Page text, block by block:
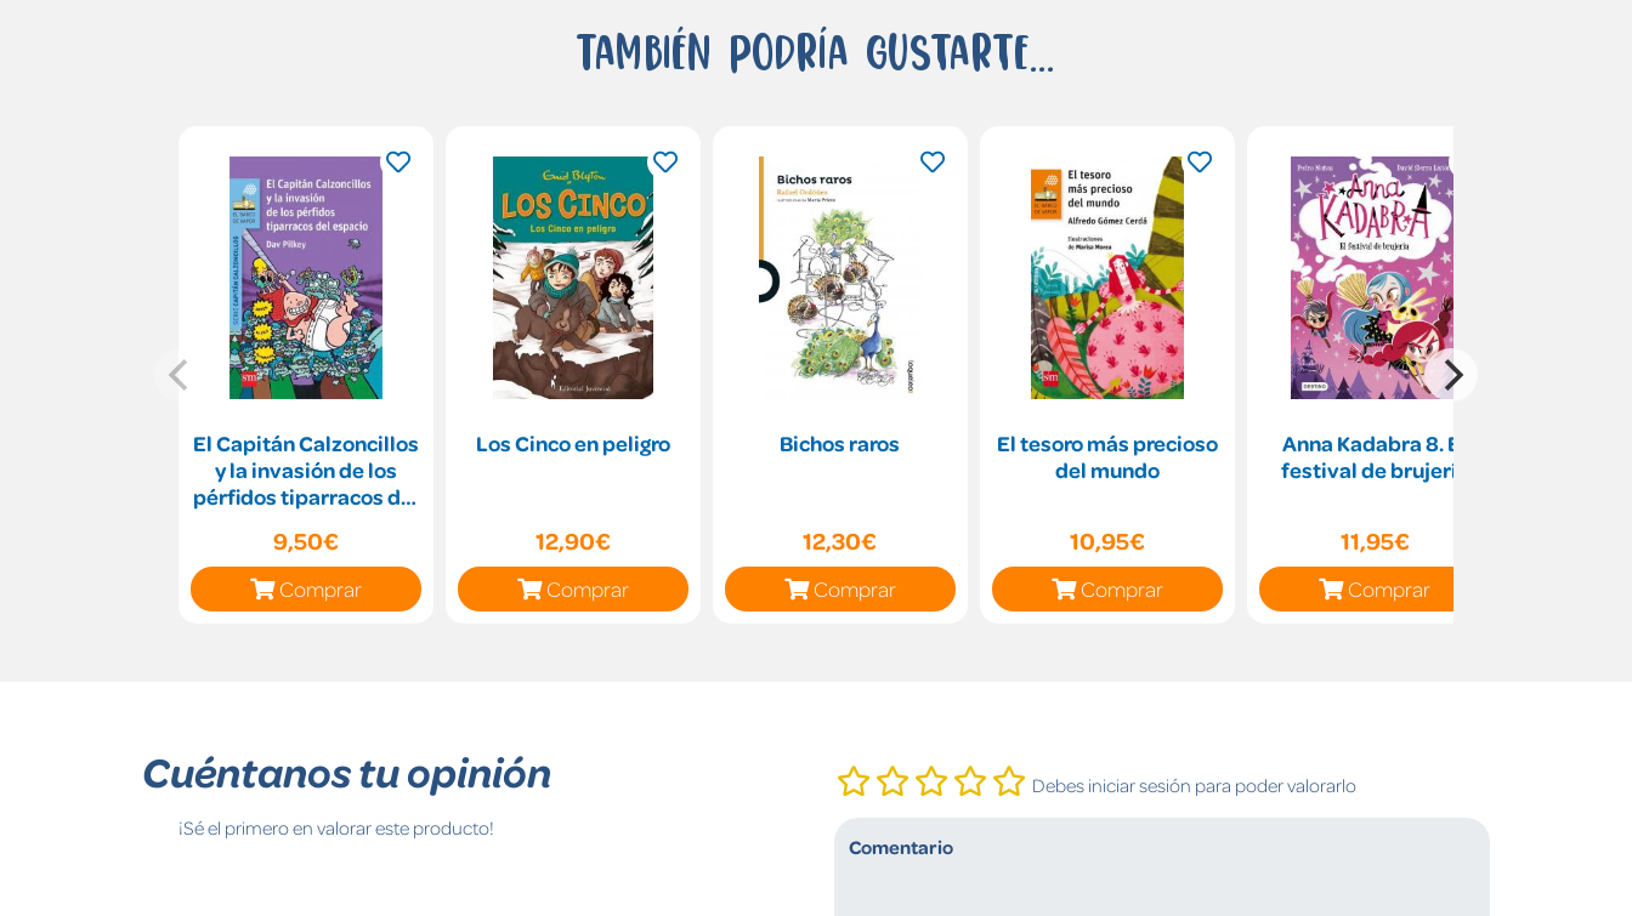
También podría gustarte...
El Capitán Calzoncillos
y la invasión de los
pérfidos tiparracos del
9,50€
Comprar
Los Cinco en peligro
12,90€
Comprar
Bichos raros
12,30€
Comprar
El tesoro más precioso
del mundo
10,95€
Comprar
Anna Kadabra 8. El
festival de brujería
11,95€
Comprar
Cuéntanos tu opinión
¡Sé el primero en valorar este producto!
Debes iniciar sesión para poder valorarlo